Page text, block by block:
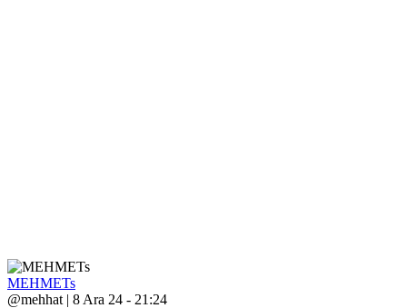
MEHMETs
@mehhat | 8 Ara 24 - 21:24